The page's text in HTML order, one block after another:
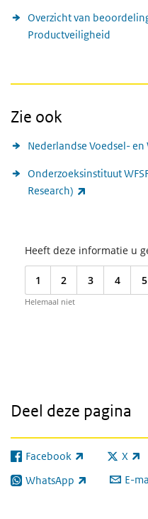
Overzicht van
Productveiligheid
Zie ook
Nederlandse Voedsel-
Onderzoeksinstituut
Research)
Heeft deze informatie u
1 2 3 4 5
Helemaal niet
Deel deze pagina
Facebook
(externe link) X
WhatsApp
(externe link) E-